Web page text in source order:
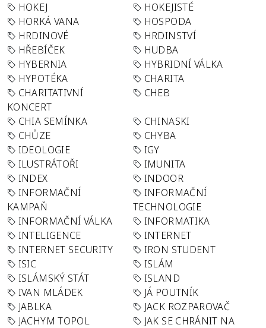
HOKEJ
HOKEJISTÉ
HORKÁ VANA
HOSPODA
HRDINOVÉ
HRDINSTVÍ
HŘEBÍČEK
HUDBA
HYBERNIA
HYBRIDNÍ VÁLKA
HYPOTÉKA
CHARITA
CHARITATIVNÍ
KONCERT
CHEB
CHIA SEMÍNKA
CHINASKI
CHŮZE
CHYBA
IDEOLOGIE
IGY
ILUSTRÁTOŘI
IMUNITA
INDEX
INDOOR
INFORMAČNÍ
KAMPAŇ
INFORMAČNÍ
TECHNOLOGIE
INFORMAČNÍ VÁLKA
INFORMATIKA
INTELIGENCE
INTERNET
INTERNET SECURITY
IRON STUDENT
ISIC
ISLÁM
ISLÁMSKÝ STÁT
ISLAND
IVAN MLÁDEK
JÁ POUTNÍK
JABLKA
JACK ROZPAROVAČ
JACHYM TOPOL
JAK SE CHRÁNIT NA